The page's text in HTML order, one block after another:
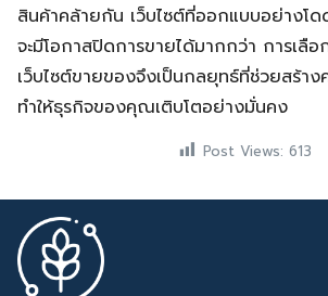
สินค้าคล้ายกัน เว็บไซต์ที่ออกแบบอย่างโด
จะมีโอกาสปิดการขายได้มากกว่า การเลือ
เว็บไซต์ขายของจึงเป็นกลยุทธ์ที่ช่วยสร้าง
ทำให้ธุรกิจของคุณเติบโตอย่างมั่นคง
Post Views: 613